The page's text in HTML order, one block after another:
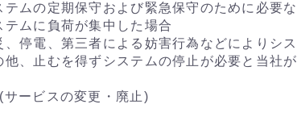
テムの定期保守および緊急保守のために必要
テムに負荷が集中した場合
、停電、第三者による妨害行為などによりシ
他、止むを得ずシステムの停止が必要と当社
サービスの変更・廃止)